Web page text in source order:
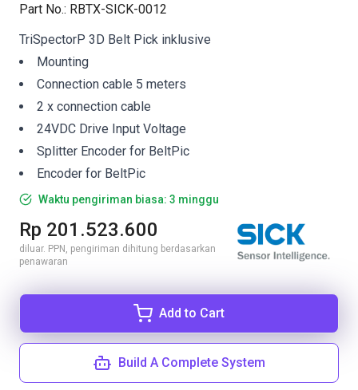
Part No.: RBTX-SICK-0012
TriSpectorP 3D Belt Pick inklusive
Mounting
Connection cable 5 meters
2 x connection cable
24VDC Drive Input Voltage
Splitter Encoder for BeltPic
Encoder for BeltPic
Waktu pengiriman biasa: 3 minggu
Rp 201.523.600
diluar. PPN, pengiriman dihitung berdasarkan
penawaran
Add to Cart
Build A Complete System